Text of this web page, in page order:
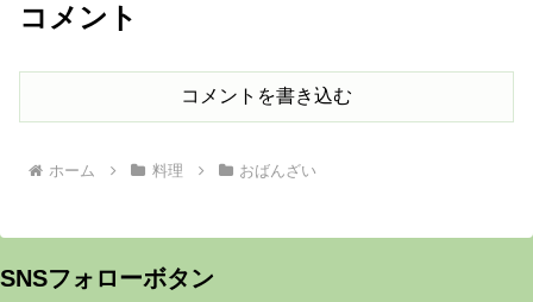
コメント
コメントを書き込む
ホーム 料理 おばんざい
SNSフォローボタン